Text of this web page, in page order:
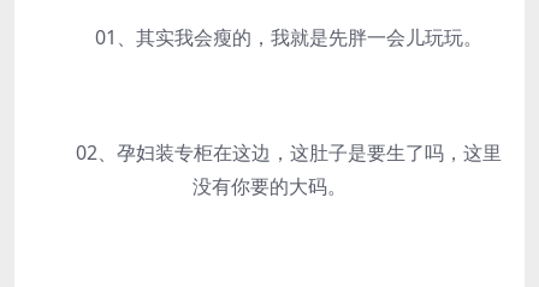
01、其实我会瘦的，我就是先胖一会儿玩玩。
02、孕妇装专柜在这边，这肚子是要生了吗，这里
没有你要的大码。